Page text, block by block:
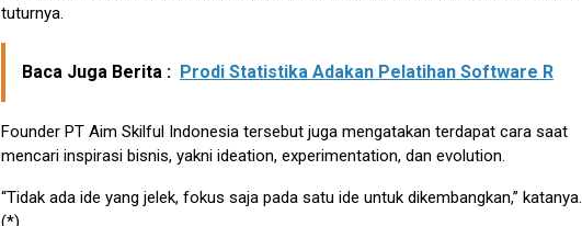
tuturnya.
Baca Juga Berita : Prodi Statistika Adakan Pelatihan Software R
Founder PT Aim Skilful Indonesia tersebut juga mengatakan terdapat cara saat
mencari inspirasi bisnis, yakni ideation, experimentation, dan evolution.
“Tidak ada ide yang jelek, fokus saja pada satu ide untuk dikembangkan,” katanya.
(*)